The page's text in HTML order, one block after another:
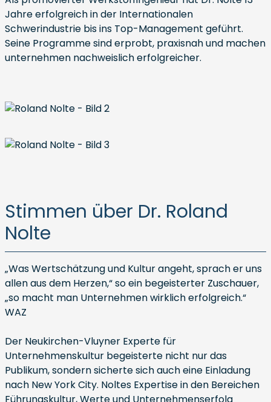
Jahre erfolgreich in der Internationalen
Schwerindustrie bis ins Top-Management geführt.
Seine Programme sind erprobt, praxisnah und machen
unternehmen nachweislich erfolgreicher.
Stimmen über Dr. Roland
Nolte
„Was Wertschätzung und Kultur angeht, sprach er uns
allen aus dem Herzen,“ so ein begeisterter Zuschauer,
„so macht man Unternehmen wirklich erfolgreich.“
WAZ
Der Neukirchen-Vluyner Experte für
Unternehmenskultur begeisterte nicht nur das
Publikum, sondern sicherte sich auch eine Einladung
nach New York City. Noltes Expertise in den Bereichen